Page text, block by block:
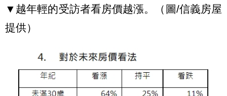
▼越年輕的受訪者看房價越漲。（圖/信義房屋
提供）